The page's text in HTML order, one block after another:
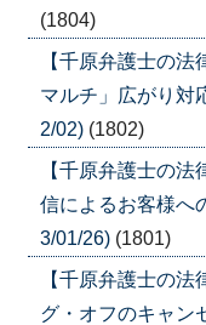
(1804)
【千原弁護士の
マルチ」広がり対
2/02) (1802)
【千原弁護士の
信によるお客様へ
3/01/26) (1801)
【千原弁護士の
グ・オフのキャン